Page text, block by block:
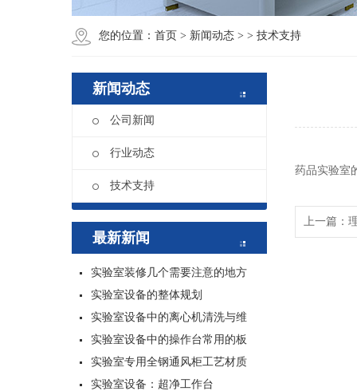
您的位置： 首页 > 新闻动态 > > 技术支持
新闻动态
公司新闻
行业动态
技术支持
最新新闻
实验室装修几个需要注意的地方
实验室设备的整体规划
实验室设备中的离心机清洗与维
实验室设备中的操作台常用的板
实验室专用全钢通风柜工艺材质
实验室设备：超净工作台
药品实验室
上一篇：